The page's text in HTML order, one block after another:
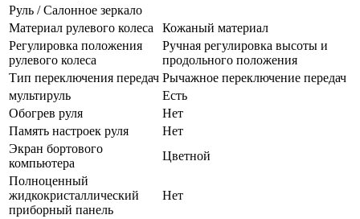
Руль / Салонное зеркало
Материал рулевого колеса
Кожаный материал
Регулировка положения
рулевого колеса
Ручная регулировка высоты и
продольного положения
Тип переключения передач Рычажное переключение передач
мультируль
Есть
Обогрев руля
Нет
Память настроек руля
Нет
Экран бортового
компьютера
Цветной
Полноценный
жидкокристаллический
приборный панель
Нет